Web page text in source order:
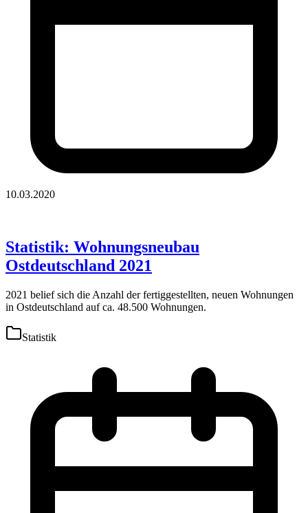
10.03.2020
Statistik: Wohnungsneubau
Ostdeutschland 2021
2021 belief sich die Anzahl der fertiggestellten, neuen Wohnungen
in Ostdeutschland auf ca. 48.500 Wohnungen.
Statistik